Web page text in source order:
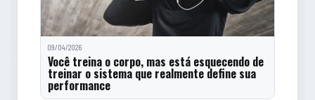
09/04/2026
Você treina o corpo, mas está esquecendo de
treinar o sistema que realmente define sua
performance